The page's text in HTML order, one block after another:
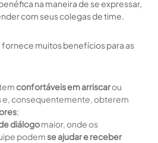
na maneira de se expressar,
com seus colegas de time.
muitos benefícios para as
confortáveis em arriscarou
e, consequentemente, obterem
;
diálogomaior, onde os
podemse ajudar e receber